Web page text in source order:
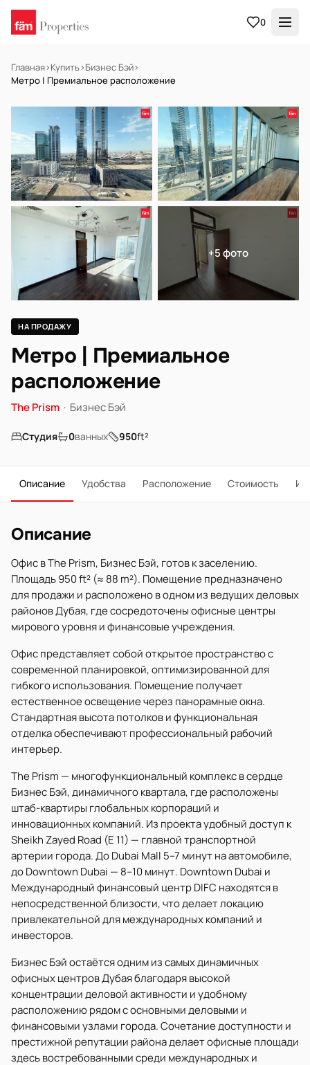
0
Главная›Купить›Бизнес Бэй›
Метро | Премиальное расположение
НА ПРОДАЖУ Готов к заселению
+5 фото
НА ПРОДАЖУ
Метро | Премиальное
расположение
The Prism · Бизнес Бэй
Студия 0ванных 950ft²
Описание Удобства Расположение Стоимость
Описание
Офис в The Prism, Бизнес Бэй, готов к заселению.
Площадь 950 ft² (≈ 88 m²). Помещение предназначено
для продажи и расположено в одном из ведущих деловых
районов Дубая, где сосредоточены офисные центры
мирового уровня и финансовые учреждения.
Офис представляет собой открытое пространство с
современной планировкой, оптимизированной для
гибкого использования. Помещение получает
естественное освещение через панорамные окна.
Стандартная высота потолков и функциональная
отделка обеспечивают профессиональный рабочий
интерьер.
The Prism — многофункциональный комплекс в сердце
Бизнес Бэй, динамичного квартала, где расположены
штаб-квартиры глобальных корпораций и
инновационных компаний. Из проекта удобный доступ к
Sheikh Zayed Road (E 11) — главной транспортной
артерии города. До Dubai Mall 5–7 минут на автомобиле,
до Downtown Dubai — 8–10 минут. Downtown Dubai и
Международный финансовый центр DIFC находятся в
непосредственной близости, что делает локацию
привлекательной для международных компаний и
инвесторов.
Бизнес Бэй остаётся одним из самых динамичных
офисных центров Дубая благодаря высокой
концентрации деловой активности и удобному
расположению рядом с основными деловыми и
финансовыми узлами города. Сочетание доступности и
престижной репутации района делает офисные площади
здесь востребованными среди международных и